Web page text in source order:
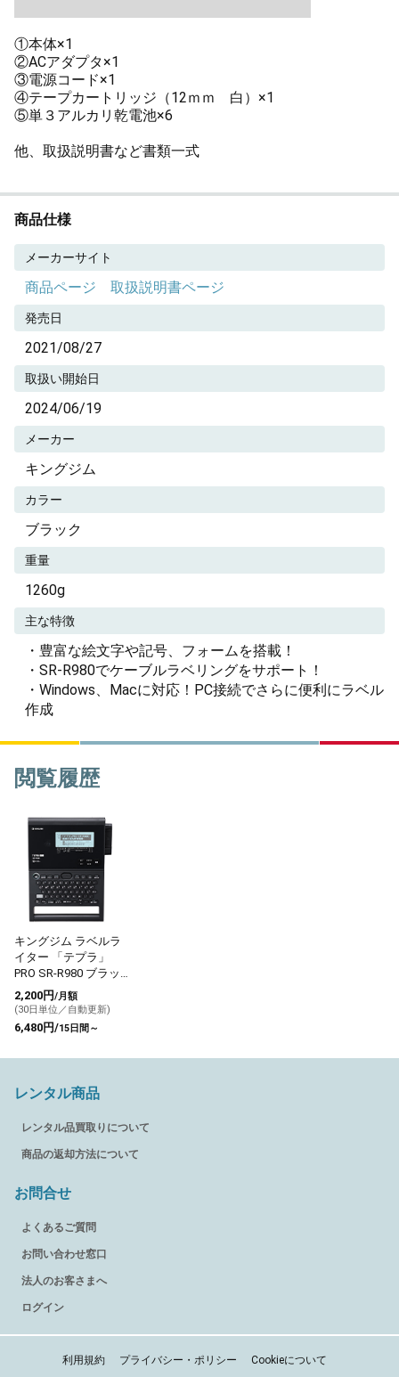
①本体×1
②ACアダプタ×1
③電源コード×1
④テープカートリッジ（12ｍｍ 白）×1
⑤単３アルカリ乾電池×6
他、取扱説明書など書類一式
商品仕様
メーカーサイト
商品ページ 取扱説明書ページ
発売日
2021/08/27
取扱い開始日
2024/06/19
メーカー
キングジム
カラー
ブラック
重量
1260g
主な特徴
・豊富な絵文字や記号、フォームを搭載！
・SR-R980でケーブルラベリングをサポート！
・Windows、Macに対応！PC接続でさらに便利にラベル
作成
閲覧履歴
キングジム ラベルラ
イター 「テプラ」
PRO SR-R980 ブラッ
ク
2,200円/月額
(30日単位／自動更新)
6,480円/15日間～
レンタル商品
レンタル品買取りについて
商品の返却方法について
お問合せ
よくあるご質問
お問い合わせ窓口
法人のお客さまへ
ログイン
利用規約 プライバシー・ポリシー Cookieについて